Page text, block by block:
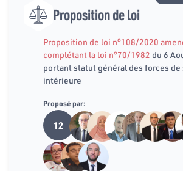
Proposition de loi
Proposition de loi n°108/2020
complétant la loi n°70/1982 du 6
portant statut général des forces de
intérieure
Proposé par:
12